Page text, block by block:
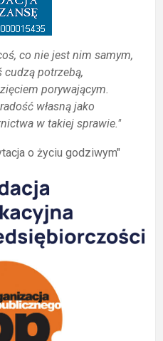
co nie jest nim samym,
cudzą potrzebą,
porywającym.
własną jako
w takiej sprawie."
o życiu godziwym"